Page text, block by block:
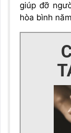
giúp đỡ
hòa bình